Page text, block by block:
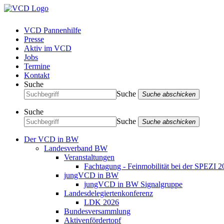
VCD Pannenhilfe
Presse
Aktiv im VCD
Jobs
Termine
Kontakt
Suche
Suche
Suche abschicken
Suche
Suche
Suche abschicken
Der VCD in BW
Landesverband BW
Veranstaltungen
Fachtagung - Feinmobilität bei der SPEZI
jungVCD in BW
jungVCD in BW Signalgruppe
Landesdelegiertenkonferenz
LDK 2026
Bundesversammlung
Aktivenfördertopf